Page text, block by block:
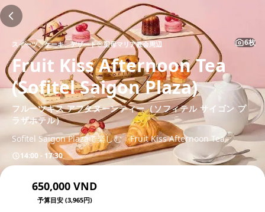
6枚
スイーツ、ケーキ、デザート 聖母マリア教会周辺
Fruit Kiss Afternoon Tea
(Sofitel Saigon Plaza)
フルーツキス アフタヌーンティー（ソフィテル サイゴン プ
ラザホテル）
Sofitel Saigon Plazaで楽しむ「Fruit Kiss Afternoon Tea」
14:00 - 17:30
650,000 VND
予算目安 (3,965円)